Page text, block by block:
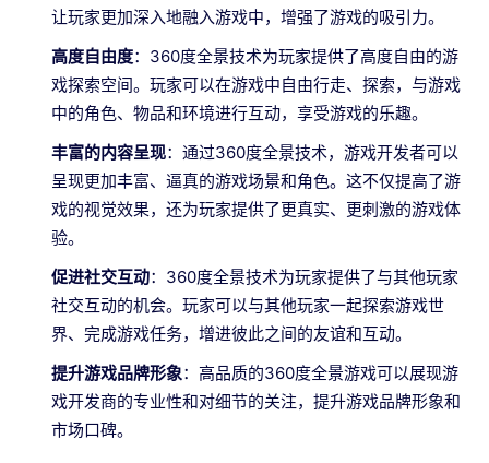
让玩家更加深入地融入游戏中，增强了游戏的吸引力。
高度自由度：360度全景技术为玩家提供了高度自由的游
戏探索空间。玩家可以在游戏中自由行走、探索，与游戏
中的角色、物品和环境进行互动，享受游戏的乐趣。
丰富的内容呈现：通过360度全景技术，游戏开发者可以
呈现更加丰富、逼真的游戏场景和角色。这不仅提高了游
戏的视觉效果，还为玩家提供了更真实、更刺激的游戏体
验。
促进社交互动：360度全景技术为玩家提供了与其他玩家
社交互动的机会。玩家可以与其他玩家一起探索游戏世
界、完成游戏任务，增进彼此之间的友谊和互动。
提升游戏品牌形象：高品质的360度全景游戏可以展现游
戏开发商的专业性和对细节的关注，提升游戏品牌形象和
市场口碑。